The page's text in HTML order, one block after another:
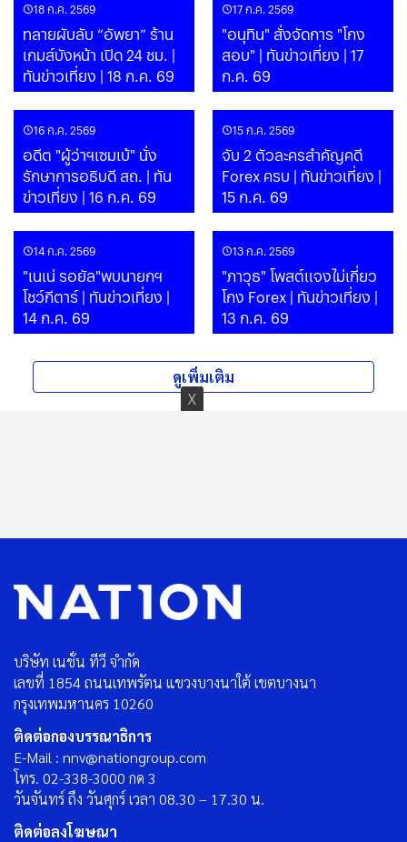
18 ก.ค. 2569
ทลายผับลับ “อัพยา” ร้าน
เกมส์บังหน้า เปิด 24 ชม. |
ทันข่าวเที่ยง | 18 ก.ค. 69
17 ก.ค. 2569
"อนุทิน" สั่งจัดการ "โกง
สอบ" | ทันข่าวเที่ยง | 17
ก.ค. 69
16 ก.ค. 2569
อดีต "ผู้ว่าฯเซมเบ้" นั่ง
รักษาการอธิบดี สถ. | ทัน
ข่าวเที่ยง | 16 ก.ค. 69
15 ก.ค. 2569
จับ 2 ตัวละครสำคัญคดี
Forex ครบ | ทันข่าวเที่ยง |
15 ก.ค. 69
14 ก.ค. 2569
"เนเน่ รอยัล"พบนายกฯ
โชว์กีตาร์ | ทันข่าวเที่ยง |
14 ก.ค. 69
13 ก.ค. 2569
"ภาวุธ" โพสต์แจงไม่เกี่ยว
โกง Forex | ทันข่าวเที่ยง |
13 ก.ค. 69
ดูเพิ่มเติม
บริษัท เนชั่น ทีวี จำกัด
เลขที่ 1854 ถนนเทพรัตน แขวงบางนาใต้ เขตบางนา
กรุงเทพมหานคร 10260
ติดต่อกองบรรณาธิการ
E-Mail : nnv@nationgroup.com
โทร. 02-338-3000 กด 3
วันจันทร์ ถึง วันศุกร์ เวลา 08.30 – 17.30 น.
ติดต่อลงโฆษณา